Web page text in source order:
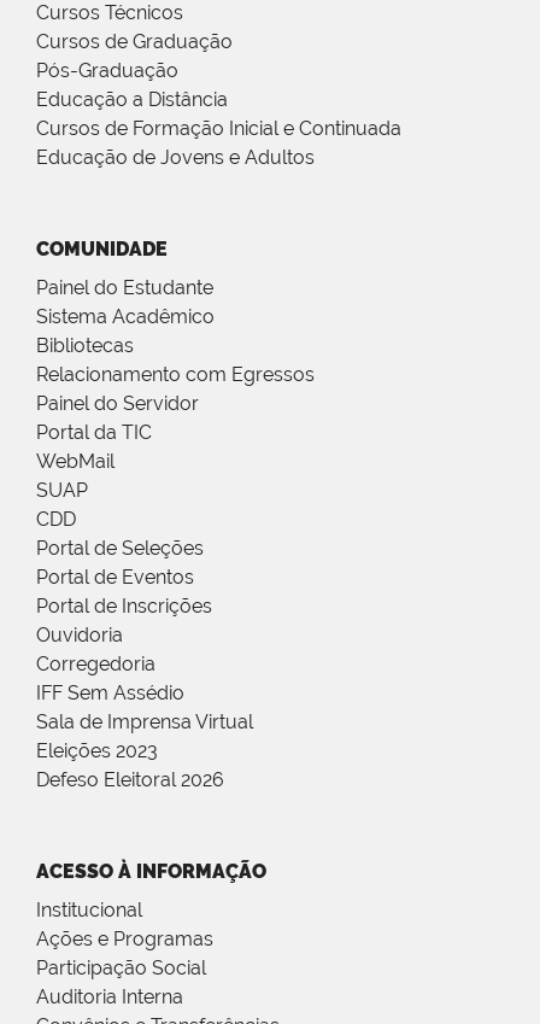
Cursos Técnicos
Cursos de Graduação
Pós-Graduação
Educação a Distância
Cursos de Formação Inicial e Continuada
Educação de Jovens e Adultos
COMUNIDADE
Painel do Estudante
Sistema Acadêmico
Bibliotecas
Relacionamento com Egressos
Painel do Servidor
Portal da TIC
WebMail
SUAP
CDD
Portal de Seleções
Portal de Eventos
Portal de Inscrições
Ouvidoria
Corregedoria
IFF Sem Assédio
Sala de Imprensa Virtual
Eleições 2023
Defeso Eleitoral 2026
ACESSO À INFORMAÇÃO
Institucional
Ações e Programas
Participação Social
Auditoria Interna